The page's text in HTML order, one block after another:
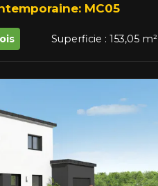
MC05
Superficie : 153,05 m²